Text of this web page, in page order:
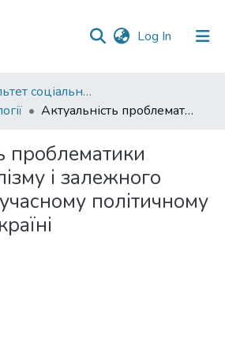
Log In (current)
006. Факультет соціальних наук і соціальних технологій
Актуальність проблематики постколоніалізму і залежного розвитку в сучасному політичному дискурсі в Україні
проблематики
і залежного
політичному